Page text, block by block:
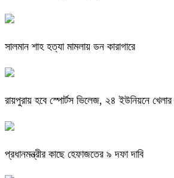
সালমান শাহ হত্যা মামলায় ডন কারাগারে
রায়পুরায় হবে স্পোর্টস ভিলেজ, ২৪ ইউনিয়নে খেলার
প্রধানমন্ত্রীর কাছে হেফাজতের ৯ দফা দাবি